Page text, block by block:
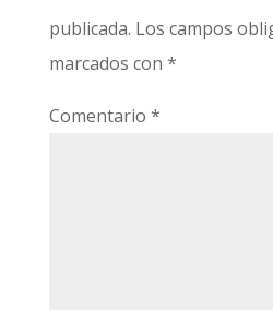
publicada. Los campos
marcados con *
Comentario *